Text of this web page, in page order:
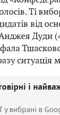
Ті
від
Дуди
ситуація
і
у вибрані в